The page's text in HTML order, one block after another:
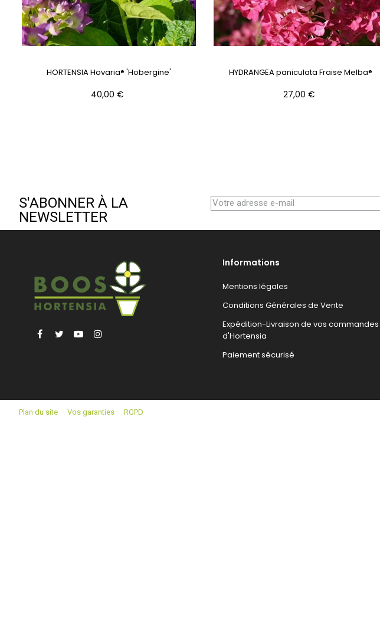
HORTENSIA Hovaria® 'Hobergine'
Prix
40,00 €
HYDRANGEA paniculata Fraise Melba®
Prix
27,00 €
S'ABONNER À LA
NEWSLETTER
Facebook
Twitter YouTube
Informations
Mentions légales
Conditions Générales de Vente
Expédition-Livraison de vos commandes
d'Hortensia
Paiement sécurisé
Plan du site Vos garanties RGPD